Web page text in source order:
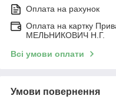
Оплата на рахунок
Оплата на картку
МЕЛЬНИКОВИЧ Н.Г.
Всі умови оплати
Умови повернення